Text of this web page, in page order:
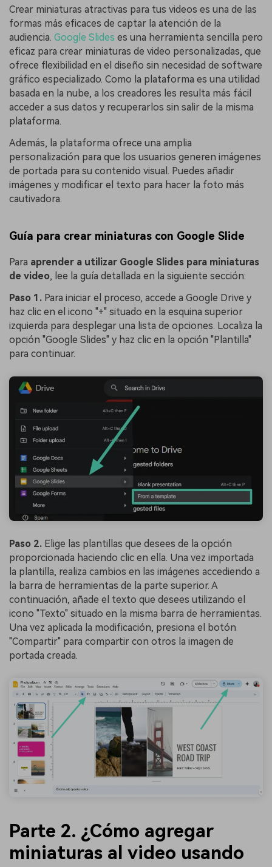
Crear miniaturas atractivas para tus videos es una de las
formas más eficaces de captar la atención de la
audiencia. Google Slides es una herramienta sencilla pero
eficaz para crear miniaturas de video personalizadas, que
ofrece flexibilidad en el diseño sin necesidad de software
gráfico especializado. Como la plataforma es una utilidad
basada en la nube, a los creadores les resulta más fácil
acceder a sus datos y recuperarlos sin salir de la misma
plataforma.
Además, la plataforma ofrece una amplia
personalización para que los usuarios generen imágenes
de portada para su contenido visual. Puedes añadir
imágenes y modificar el texto para hacer la foto más
cautivadora.
Guía para crear miniaturas con Google Slide
Para aprender a utilizar Google Slides para miniaturas
de video, lee la guía detallada en la siguiente sección:
Paso 1. Para iniciar el proceso, accede a Google Drive y
haz clic en el icono "+" situado en la esquina superior
izquierda para desplegar una lista de opciones. Localiza la
opción "Google Slides" y haz clic en la opción "Plantilla"
para continuar.
Paso 2. Elige las plantillas que desees de la opción
proporcionada haciendo clic en ella. Una vez importada
la plantilla, realiza cambios en las imágenes accediendo a
la barra de herramientas de la parte superior. A
continuación, añade el texto que desees utilizando el
icono "Texto" situado en la misma barra de herramientas.
Una vez aplicada la modificación, presiona el botón
"Compartir" para compartir con otros la imagen de
portada creada.
Parte 2. ¿Cómo agregar
miniaturas al video usando